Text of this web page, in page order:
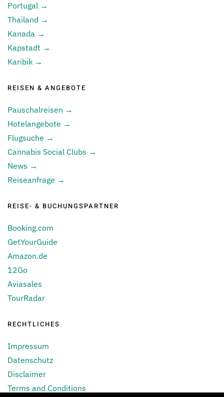
Portugal →
Thailand →
Kanada →
Kapstadt →
Karibik →
REISEN & ANGEBOTE
Pauschalreisen →
Hotelangebote →
Flugsuche →
Cannabis Social Clubs →
News →
Reiseanfrage →
REISE- & BUCHUNGSPARTNER
Booking.com
GetYourGuide
Amazon.de
12Go
Aviasales
TourRadar
RECHTLICHES
Impressum
Datenschutz
Disclaimer
Terms and Conditions